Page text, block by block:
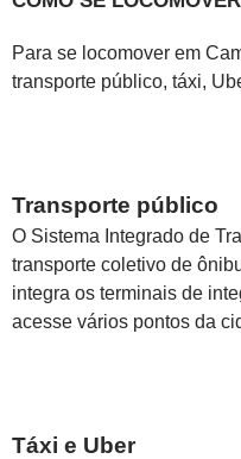
Para se locomover em
transporte público, táxi,
Transporte público
O Sistema Integrado de
transporte coletivo de
integra os terminais de
acesse vários pontos da
Táxi e Uber